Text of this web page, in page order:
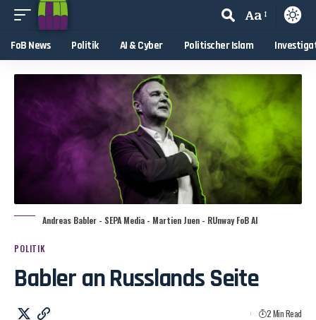
Aa
FoB News Politik AI & Cyber Politischer Islam
Andreas Babler - SEPA Media - Martien Juen - RUnway FoB AI
POLITIK
Babler an Russlands Seite
2 Min Read